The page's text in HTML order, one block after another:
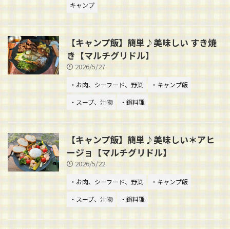
キャンプ
【キャンプ飯】簡単♪美味しい すき焼
き【マルチグリドル】
2026/5/27
・お肉、シーフード、野菜
・キャンプ飯
・スープ、汁物
・鍋料理
【キャンプ飯】簡単♪美味しい＊アヒ
ージョ【マルチグリドル】
2026/5/22
・お肉、シーフード、野菜
・キャンプ飯
・スープ、汁物
・鍋料理